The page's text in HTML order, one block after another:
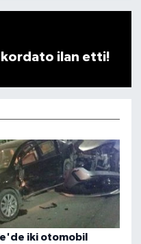
ilan etti!
iki otomobil